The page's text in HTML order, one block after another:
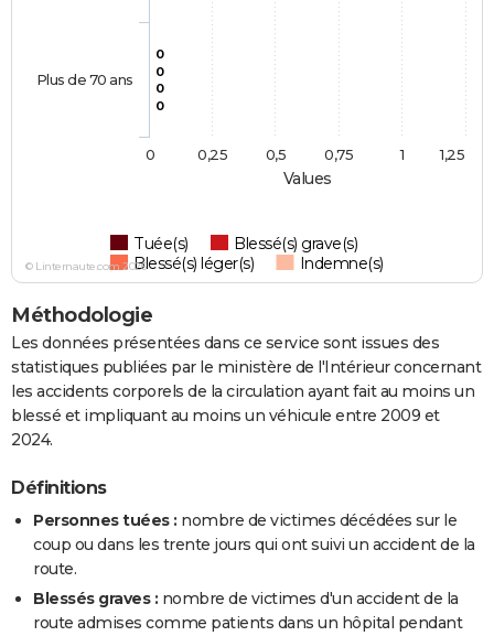
Values
0
0
0
0
Tuée(s)
Blessé(s) grave(s)
Blessé(s) léger(s)
Indemne(s)
Plus de 70 ans
0 1
0,25 0,5 0,75 1,25
© Linternaute.com 2026
Méthodologie
Les données présentées dans ce service sont issues des
statistiques publiées par le ministère de l'Intérieur concernant
les accidents corporels de la circulation ayant fait au moins un
blessé et impliquant au moins un véhicule entre 2009 et
2024.
Définitions
Personnes tuées : nombre de victimes décédées sur le
coup ou dans les trente jours qui ont suivi un accident de la
route.
Blessés graves : nombre de victimes d'un accident de la
route admises comme patients dans un hôpital pendant